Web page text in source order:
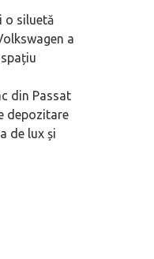
o siluetă
a
din Passat
depozitare
de lux și